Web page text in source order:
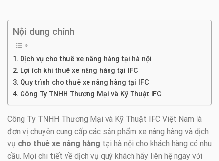
Nội dung chính
Dịch vụ cho thuê xe nâng hàng tại hà nội
Lợi ích khi thuê xe nâng hàng tại IFC
Quy trình cho thuê xe nâng hàng tại IFC
Công Ty TNHH Thương Mại và Kỹ Thuật IFC
Công Ty TNHH Thương Mại và Kỹ Thuật IFC Việt Nam là
đơn vị chuyên cung cấp các sản phẩm xe nâng hàng và dịch
vụ cho thuê xe nâng hàng tại hà nội cho khách hàng có nhu
cầu. Mọi chi tiết về dịch vụ quý khách hãy liên hệ ngay với